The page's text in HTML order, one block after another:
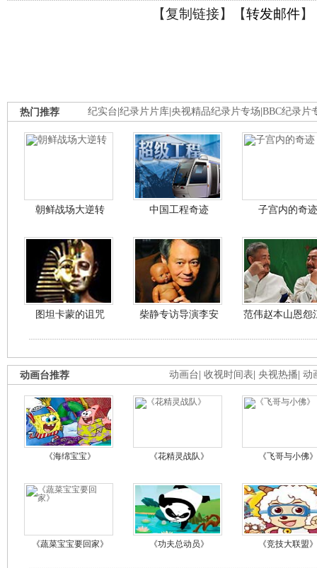
【复制链接】【转发邮件】
纪实台 纪录片片库 央视精品纪录片专场 BBC纪录片
热门推荐
朝鲜战场大逆转 中国工程奇迹 子宫内的奇迹
图坦卡蒙的诅咒 柴静专访导演李安 范伟赵本山恩怨
动画台 收视时间表 央视热播 动
动画台推荐
《海绵宝宝》 《花精灵战队》 《飞哥与小佛》
《蔬菜宝宝要回家》 《功夫总动员》 《竞技大联盟》